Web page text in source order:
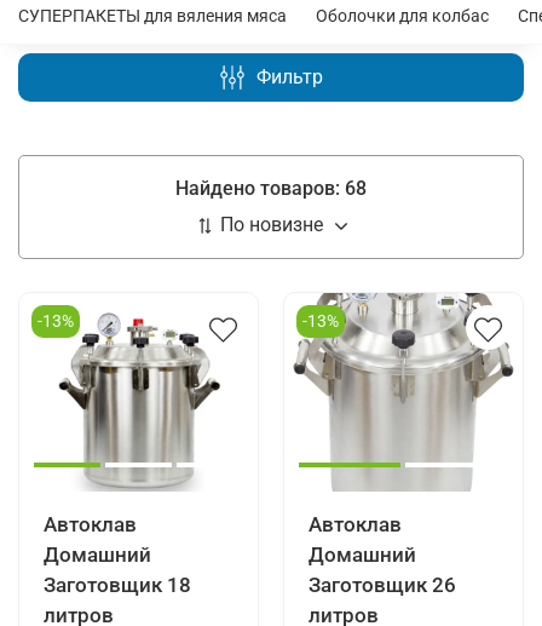
СУПЕРПАКЕТЫ для вяления мяса Оболочки для колбас
Найдено товаров: 68
-13%
Автоклав
Домашний
Заготовщик 18
литров
-13%
Автоклав
Домашний
Заготовщик 26
литров
Фильтр